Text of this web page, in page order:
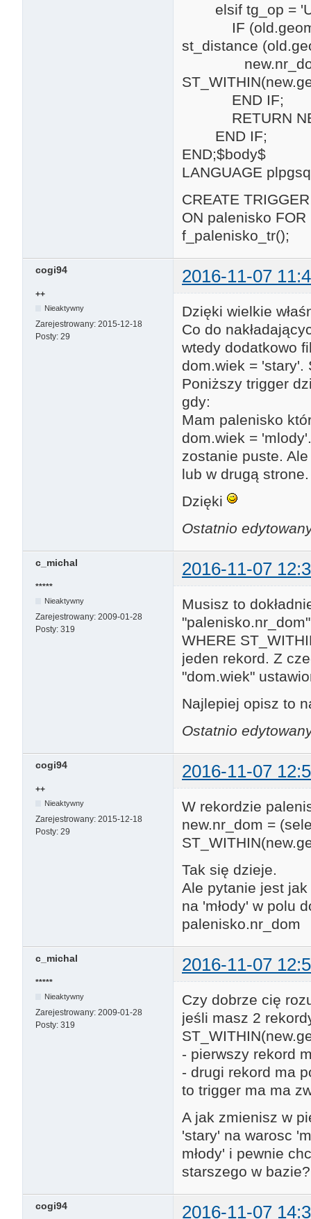
elsif tg_op =
IF (old.geom is
st_distance
new.nr_dom =
END IF;
RETURN
END IF;
END;$body$
LANGUAGE
CREATE
ON palenisko FOR
f_palenisko_tr();
cogi94 2016-11-07
++
Nieaktywny
Zarejestrowany: 2015-12-18
Posty: 29
Dzięki wielkie
Co do
wtedy dodatkowo
dom.wiek = 'stary'.
Poniższy trigger
gdy:
Mam palenisko
dom.wiek =
zostanie puste.
lub w drugą strone.
Dzięki
Ostatnio
c_michal 2016-11-07
*****
Nieaktywny
Zarejestrowany: 2009-01-28
Posty: 319
Musisz to
WHERE
jeden rekord. Z
"dom.wiek"
Najlepiej opisz to
Ostatnio
cogi94 2016-11-07
++
Nieaktywny
Zarejestrowany: 2015-12-18
Posty: 29
W rekordzie
new.nr_dom =
Tak się dzieje.
Ale pytanie jest
na 'młody' w polu
palenisko.nr_dom
c_michal 2016-11-07
*****
Nieaktywny
Zarejestrowany: 2009-01-28
Posty: 319
Czy dobrze cię
jeśli masz 2
- pierwszy rekord
- drugi rekord ma
to trigger ma ma
A jak zmienisz w
'stary' na warosc
młody' i pewnie
starszego w bazie?
cogi94 2016-11-07